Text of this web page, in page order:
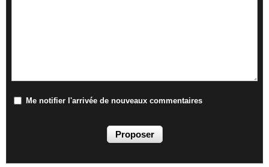
Me notifier l'arrivée de nouveaux commentaires